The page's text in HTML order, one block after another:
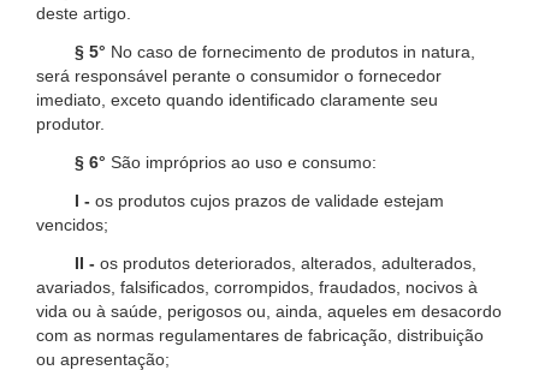
deste artigo.
§ 5° No caso de fornecimento de produtos in natura,
será responsável perante o consumidor o fornecedor
imediato, exceto quando identificado claramente seu
produtor.
§ 6° São impróprios ao uso e consumo:
I - os produtos cujos prazos de validade estejam
vencidos;
II - os produtos deteriorados, alterados, adulterados,
avariados, falsificados, corrompidos, fraudados, nocivos à
vida ou à saúde, perigosos ou, ainda, aqueles em desacordo
com as normas regulamentares de fabricação, distribuição
ou apresentação;